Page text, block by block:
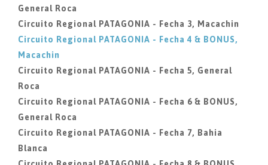
General Roca
Circuito Regional PATAGONIA - Fecha 3, Macachin
Circuito Regional PATAGONIA - Fecha 4 & BONUS,
Macachin
Circuito Regional PATAGONIA - Fecha 5, General
Roca
Circuito Regional PATAGONIA - Fecha 6 & BONUS,
General Roca
Circuito Regional PATAGONIA - Fecha 7, Bahia
Blanca